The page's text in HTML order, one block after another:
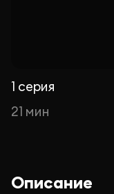
1 серия
21 мин
Описание